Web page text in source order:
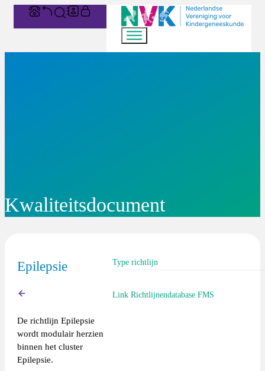
Kwaliteitsdocument
Epilepsie
De richtlijn Epilepsie
wordt modulair herzien
binnen het cluster
Epilepsie.
Type richtlijn
Richtlijn (extern)
Link Richtlijnendatabase FMS